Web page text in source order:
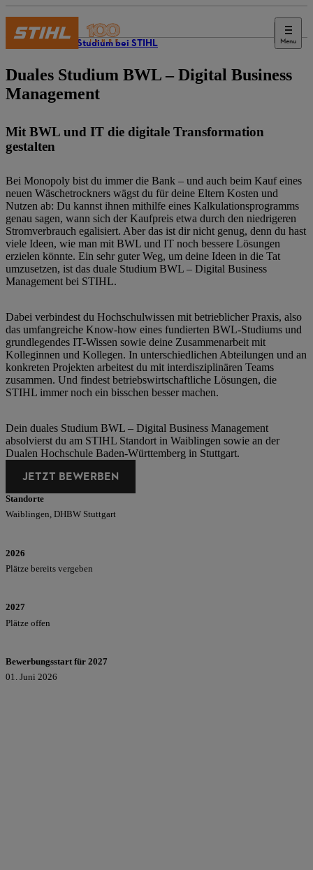
Menu
Duales Studium bei STIHL
Duales Studium BWL – Digital Business
Management
Mit BWL und IT die digitale Transformation
gestalten
Bei Monopoly bist du immer die Bank – und auch beim Kauf eines
neuen Wäschetrockners wägst du für deine Eltern Kosten und
Nutzen ab: Du kannst ihnen mithilfe eines Kalkulationsprogramms
genau sagen, wann sich der Kaufpreis etwa durch den niedrigeren
Stromverbrauch egalisiert. Aber das ist dir nicht genug, denn du hast
viele Ideen, wie man mit BWL und IT noch bessere Lösungen
erzielen könnte. Ein sehr guter Weg, um deine Ideen in die Tat
umzusetzen, ist das duale Studium BWL – Digital Business
Management bei STIHL.
Dabei verbindest du Hochschulwissen mit betrieblicher Praxis, also
das umfangreiche Know-how eines fundierten BWL-Studiums und
grundlegendes IT-Wissen sowie deine Zusammenarbeit mit
Kolleginnen und Kollegen. In unterschiedlichen Abteilungen und an
konkreten Projekten arbeitest du mit interdisziplinären Teams
zusammen. Und findest betriebswirtschaftliche Lösungen, die
STIHL immer noch ein bisschen besser machen.
Dein duales Studium BWL – Digital Business Management
absolvierst du am STIHL Standort in Waiblingen sowie an der
Dualen Hochschule Baden-Württemberg in Stuttgart.
JETZT BEWERBEN
Standorte
Waiblingen, DHBW Stuttgart
2026
Plätze bereits vergeben
2027
Plätze offen
Bewerbungsstart für 2027
01. Juni 2026